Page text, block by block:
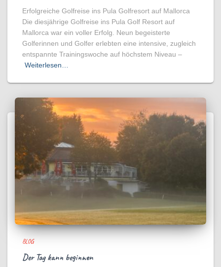
Erfolgreiche Golfreise ins Pula Golfresort auf Mallorca
Die diesjährige Golfreise ins Pula Golf Resort auf
Mallorca war ein voller Erfolg. Neun begeisterte
Golferinnen und Golfer erlebten eine intensive, zugleich
entspannte Trainingswoche auf höchstem Niveau –
Weiterlesen…
BLOG
Der Tag kann beginnen